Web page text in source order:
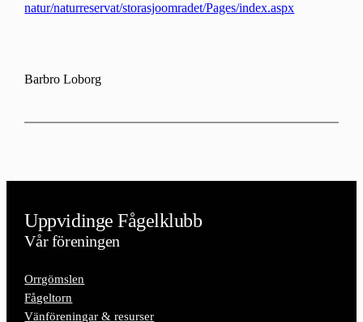
natur/naturreservat/storasjoomradet/Pages/index.aspx
Barbro Loborg
Uppvidinge Fågelklubb
Vår föreningen
Orrgömslen
Fågeltorn
Vänföreningar & resurser